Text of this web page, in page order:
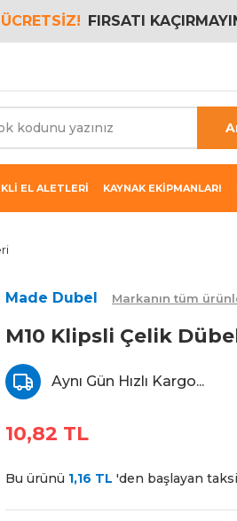
FIRSATI
EL ALETLERİ KAYNAK EKİPMANLARI
Made Dubel Markanın tüm
M10 Klipsli Çelik
Aynı Gün Hızlı Kargo...
10,82 TL
Bu ürünü 1,16 TL 'den başlayan